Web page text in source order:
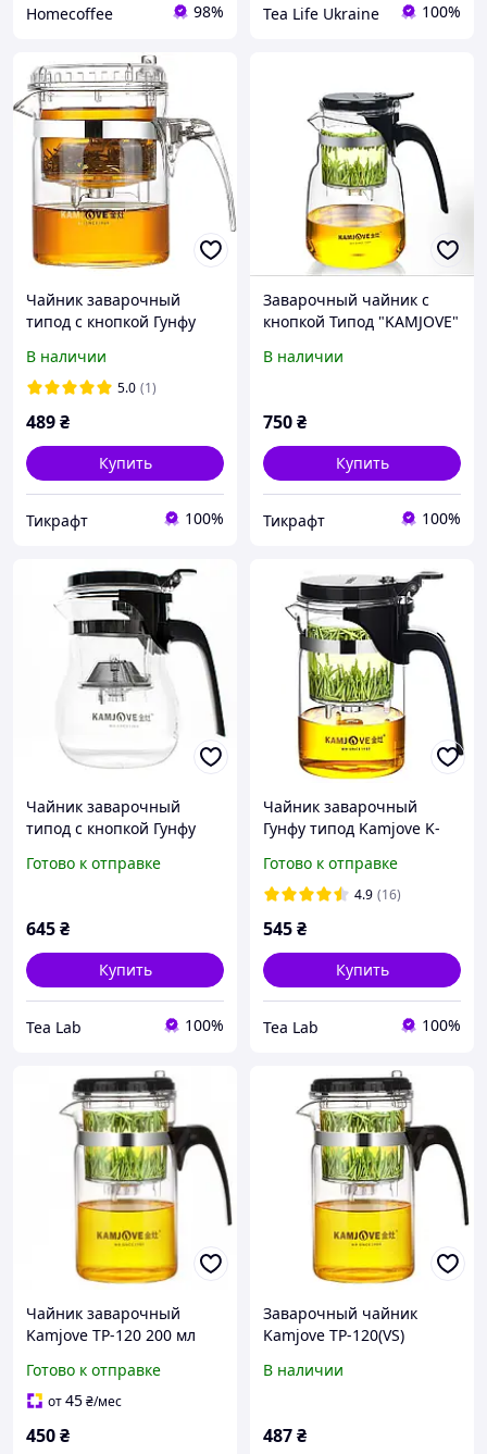
Homecoffee 98% Tea Life Ukraine 100%
Чайник заварочный
типод с кнопкой Гунфу
В наличии
5.0 (1)
489₴
Купить
Тикрафт 100%
Заварочный чайник с
кнопкой Типод "KAMJOVE"
В наличии
750₴
Купить
Тикрафт 100%
Чайник заварочный
типод с кнопкой Гунфу
Готово к отправке
645₴
Купить
Tea Lab 100%
Чайник заварочный
Гунфу типод Kamjove K-
Готово к отправке
4.9 (16)
545₴
Купить
Tea Lab 100%
Чайник заварочный
Kamjove TP-120 200 мл
Готово к отправке
от45₴/мес
450₴
Заварочный чайник
Kamjove TP-120(VS)
В наличии
487₴